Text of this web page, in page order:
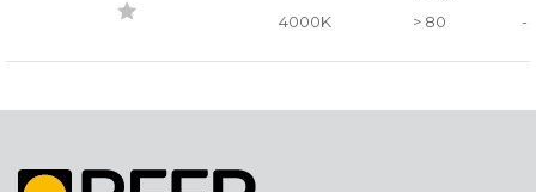
4000K > 80 -